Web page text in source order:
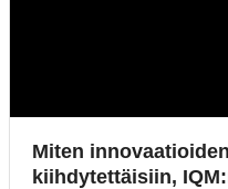
Miten
kiihdytettäisiin,